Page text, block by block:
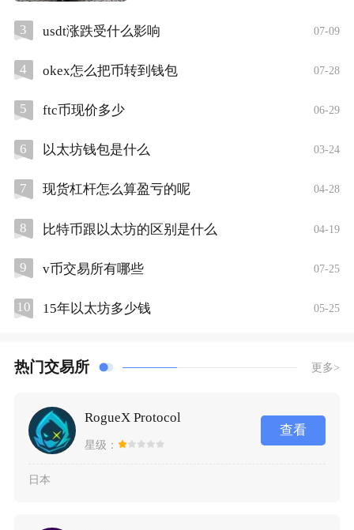
3 usdt涨跌受什么影响 07-09
4 okex怎么把币转到钱包 07-28
5 ftc币现价多少 06-29
6 以太坊钱包是什么 03-24
7 现货杠杆怎么算盈亏的呢 04-28
8 比特币跟以太坊的区别是什么 04-19
9 v币交易所有哪些 07-25
10 15年以太坊多少钱 05-25
热门交易所 更多>
RogueX Protocol
星级：
查看
日本